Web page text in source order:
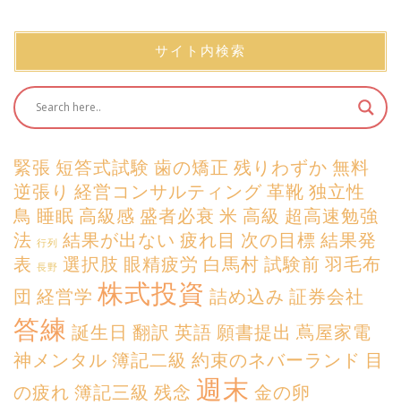
サイト内検索
緊張 短答式試験 歯の矯正 残りわずか 無料
逆張り 経営コンサルティング 革靴 独立性
鳥 睡眠 高級感 盛者必衰 米 高級 超高速勉強
法 行列 結果が出ない 疲れ目 次の目標 結果発
表 長野 選択肢 眼精疲労 白馬村 試験前 羽毛布
団 経営学 株式投資 詰め込み 証券会社
答練 誕生日 翻訳 英語 願書提出 蔦屋家電
神メンタル 簿記二級 約束のネバーランド 目
の疲れ 簿記三級 残念 週末 金の卵